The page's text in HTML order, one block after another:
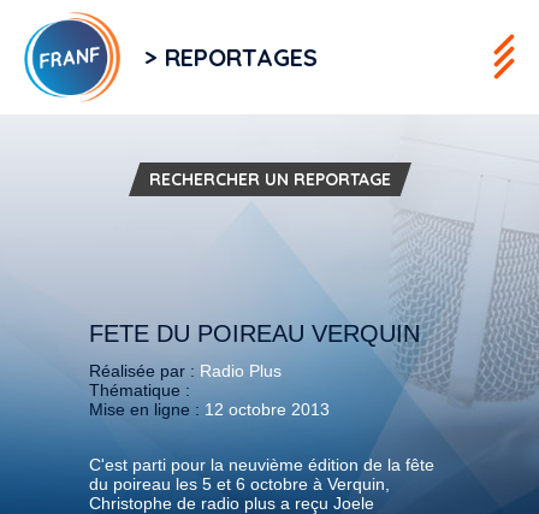
> REPORTAGES
RECHERCHER UN REPORTAGE
FETE DU POIREAU VERQUIN
Réalisée par : Radio Plus
Thématique :
Mise en ligne : 12 octobre 2013
C'est parti pour la neuvième édition de la fête
du poireau les 5 et 6 octobre à Verquin,
Christophe de radio plus a reçu Joele